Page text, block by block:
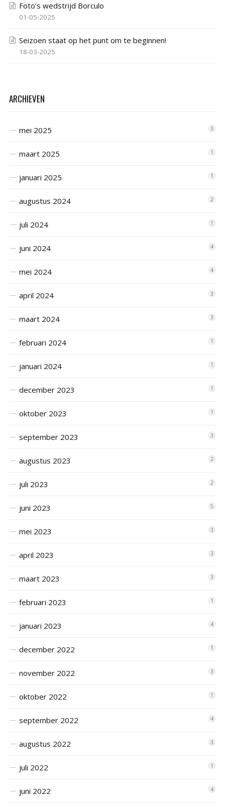
Foto’s wedstrijd Borculo
01-05-2025
Seizoen staat op het punt om te beginnen!
18-03-2025
ARCHIEVEN
mei 2025 3
maart 2025 1
januari 2025 1
augustus 2024 2
juli 2024 1
juni 2024 4
mei 2024 4
april 2024 3
maart 2024 3
februari 2024 1
januari 2024 1
december 2023 1
oktober 2023 1
september 2023 3
augustus 2023 2
juli 2023 2
juni 2023 5
mei 2023 3
april 2023 3
maart 2023 3
februari 2023 1
januari 2023 4
december 2022 1
november 2022 3
oktober 2022 1
september 2022 4
augustus 2022 3
juli 2022 1
juni 2022 4